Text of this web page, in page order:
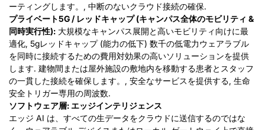
ーティングします。, 中断のないクラウド接続の確保.
プライベート5G / レッドキャップ (キャンパス全体のモビリティ &
同時実行性): 大規模なキャンパス展開と高いモビリティ向けに最
適化, 5gレッドキャップ (能力の低下) 数千の低電力ウェアラブル
を同時に接続するための費用対効果の高いソリューションを提供
します. 建物間または屋外施設の敷地内を移動する患者とスタッフ
の一貫した接続を確保します。, 安全なサービスを提供する, 生命
安全トリガー専用の周波数.
ソフトウェア層: エッジインテリジェンス
エッジ AI は、すべての生データをクラウドに送信するのではな